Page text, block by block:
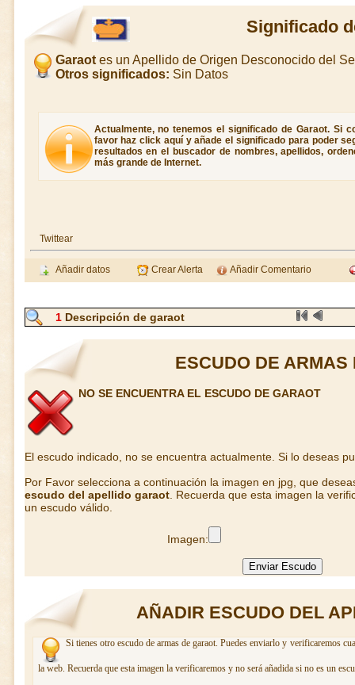
Significado
Garaotes un Apellido de Origen Desconocido del
Otros significados: Sin Datos
Actualmente, no tenemos el significado de Garaot. Si
favor haz click aquí y añade el significado para poder
resultados en el buscador de nombres, apellidos,
más grande de Internet.
Twittear
Añadir datos Crear Alerta Añadir Comentario
1 Descripción de garaot
ESCUDO DE ARMAS
NO SE ENCUENTRA EL ESCUDO DE GARAOT
El escudo indicado, no se encuentra actualmente. Si lo deseas
Por Favor selecciona a continuación la imagen en jpg, que
escudo del apellido garaot . Recuerda que esta imagen la
un escudo válido.
Imagen:
AÑADIR ESCUDO DEL
Si tienes otro escudo de armas de garaot. Puedes enviarlo y verificaremos
la web. Recuerda que esta imagen la verificaremos y no será añadida si no es un